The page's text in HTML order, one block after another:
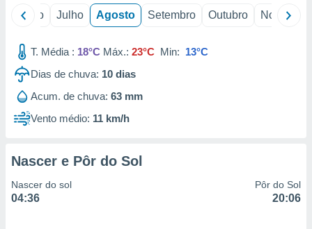
Junho Julho Agosto Setembro Outubro Novembro
T. Média : 18°C Máx.: 23°C Min: 13°C
Dias de chuva: 10 dias
Acum. de chuva: 63 mm
Vento médio: 11 km/h
Nascer e Pôr do Sol
Nascer do sol
04:36
Pôr do Sol
20:06